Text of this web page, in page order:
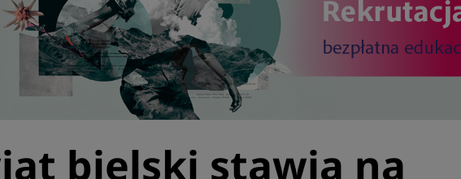
bielski stawia na